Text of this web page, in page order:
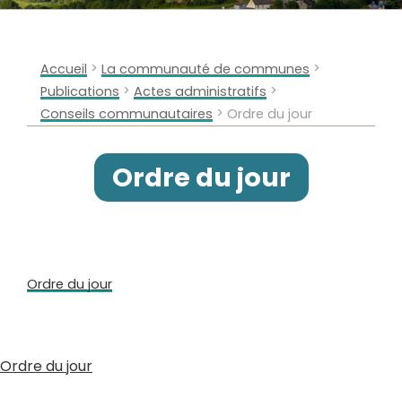
Accueil > La communauté de communes >
Publications > Actes administratifs >
Conseils communautaires > Ordre du jour
Ordre du jour
Ordre du jour
Ordre du jour